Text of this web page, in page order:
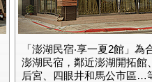
「澎湖民宿‧享一夏2館」為
澎湖民宿，鄰近澎湖開拓館
后宮、四眼井和馬公市區…